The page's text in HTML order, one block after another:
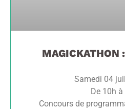
MAGICKATHON
Samedi 04
De 10h à
Concours de